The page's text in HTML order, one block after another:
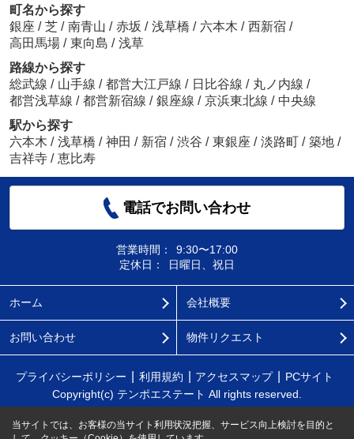
町名から探す
銀座 / 芝 / 南青山 / 赤坂 / 浅草橋 / 六本木 / 西新宿 /
高田馬場 / 東向島 / 浅草
路線から探す
総武線 / 山手線 / 都営大江戸線 / 日比谷線 / 丸ノ内線 /
都営浅草線 / 都営新宿線 / 銀座線 / 京浜東北線 / 中央線
駅から探す
六本木 / 浅草橋 / 神田 / 新宿 / 渋谷 / 東銀座 / 淡路町 / 築地 /
吉祥寺 / 恵比寿
電話でお問い合わせ
営業時間：
9:30〜17:00
定休日：
日曜日、祝日
ホーム 会社概要
お問い合わせ 物件リクエスト
プライバシーポリシー 利用規約 アクセスマップ
PCサイト
Copyright(c) テンポエステート All rights reserved.
当サイトでは、お客様の当サイト利用状況把握、サービス向上検討を目的と